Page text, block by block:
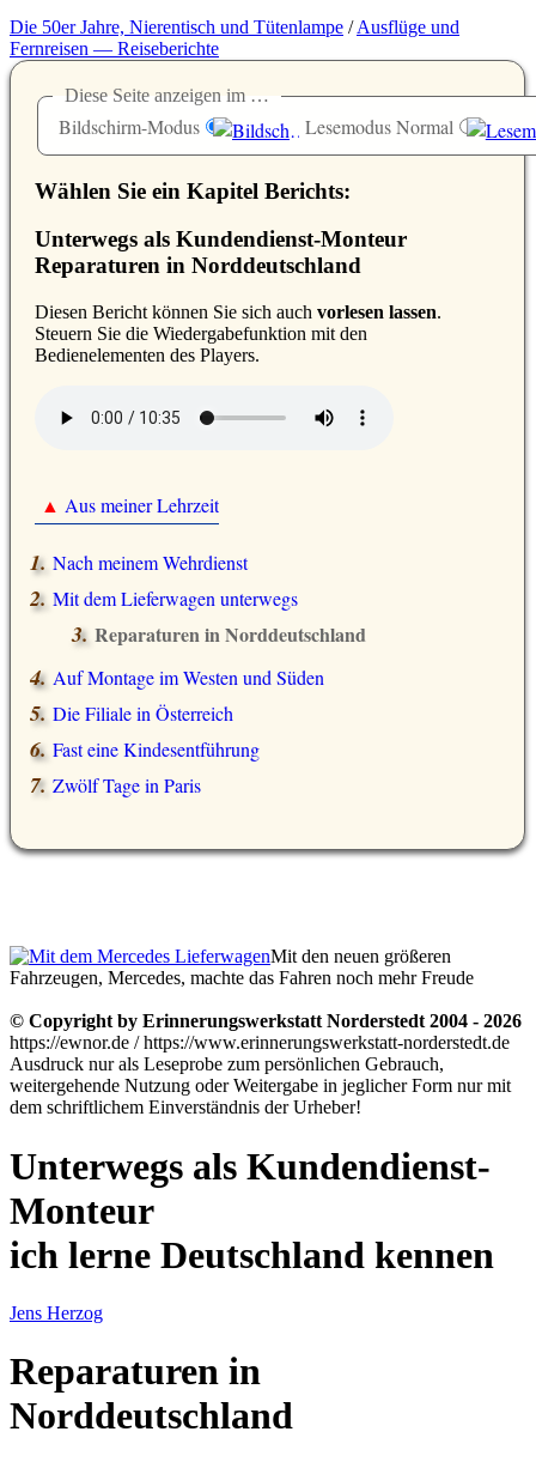
Die 50er Jahre, Nierentisch und Tütenlampe /Ausflüge und
Fernreisen — Reiseberichte
Diese Seite anzeigen im …
Bildschirm-Modus Lesemodus Normal
Wählen Sie ein Kapitel Berichts:
Unterwegs als Kundendienst-Monteur
Reparaturen in Norddeutschland
Diesen Bericht können Sie sich auch vorlesen lassen.
Steuern Sie die Wiedergabefunktion mit den
Bedienelementen des Players.
▲ Aus meiner Lehrzeit
Nach meinem Wehrdienst
Mit dem Lieferwagen unterwegs
Reparaturen in Norddeutschland
Auf Montage im Westen und Süden
Die Filiale in Österreich
Fast eine Kindesentführung
Zwölf Tage in Paris
Mit den neuen größeren
Fahrzeugen, Mercedes, machte das Fahren noch mehr Freude
© Copyright by Erinnerungswerkstatt Norderstedt 2004 - 2026
https://ewnor.de / https://www.erinnerungswerkstatt-norderstedt.de
Ausdruck nur als Leseprobe zum persönlichen Gebrauch,
weitergehende Nutzung oder Weitergabe in jeglicher Form nur mit
dem schriftlichem Einverständnis der Urheber!
Unterwegs als Kundendienst-
Monteur
ich lerne Deutschland kennen
Jens Herzog
Reparaturen in
Norddeutschland